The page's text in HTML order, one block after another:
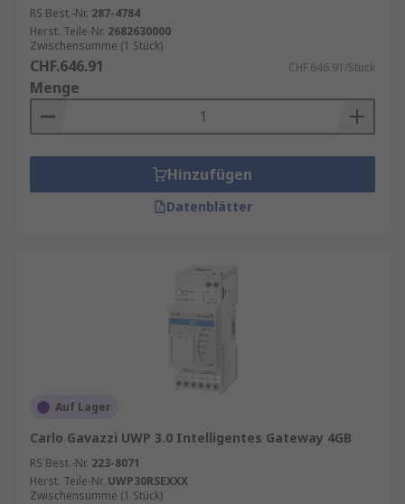
RS Best.-Nr. 287-4784
Herst. Teile-Nr. 2682630000
Zwischensumme (1 Stück)
CHF.646.91 CHF.646.91/Stück
Menge
Hinzufügen
Datenblätter
Auf Lager
Carlo Gavazzi UWP 3.0 Intelligentes Gateway 4GB
RS Best.-Nr. 223-8071
Herst. Teile-Nr. UWP30RSEXXX
Zwischensumme (1 Stück)